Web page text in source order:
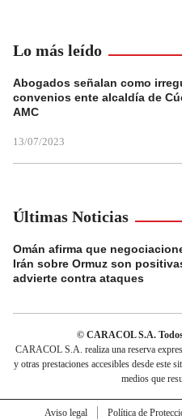
Lo más leído
Abogados señalan como
convenios ente alcaldía de
AMC
13/07/2023
Últimas Noticias
Omán afirma que
Irán sobre Ormuz son
advierte contra ataques
© CARACOL S.A.
CARACOL S.A. realiza una reserva
y otras prestaciones accesibles desde este
medios que
Aviso legal Política de